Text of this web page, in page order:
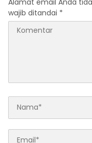
wajib ditandai *